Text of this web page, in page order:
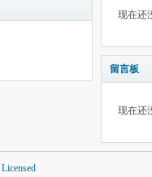
现在还
留言板
现在还
Licensed